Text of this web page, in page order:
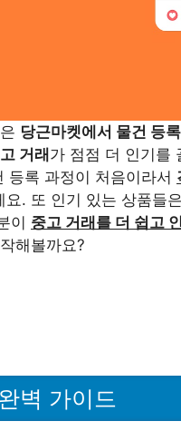
당근마켓에서 물건 등
거래 가 점점 더 인기를
등록 과정이 처음이라서
. 또 인기 있는 상품들
이 중고 거래를 더 쉽고
해볼까요?
벽 가이드